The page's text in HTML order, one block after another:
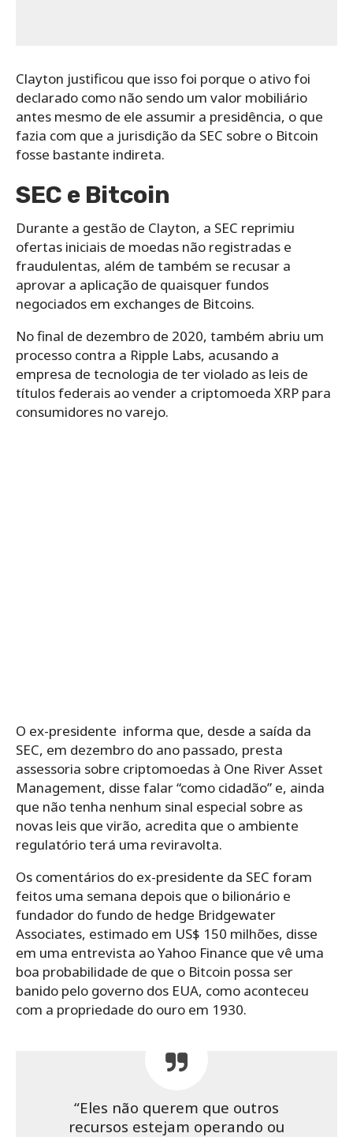
Clayton justificou que isso foi porque o ativo foi
declarado como não sendo um valor mobiliário
antes mesmo de ele assumir a presidência, o que
fazia com que a jurisdição da SEC sobre o Bitcoin
fosse bastante indireta.
SEC e Bitcoin
Durante a gestão de Clayton, a SEC reprimiu
ofertas iniciais de moedas não registradas e
fraudulentas, além de também se recusar a
aprovar a aplicação de quaisquer fundos
negociados em exchanges de Bitcoins.
No final de dezembro de 2020, também abriu um
processo contra a Ripple Labs, acusando a
empresa de tecnologia de ter violado as leis de
títulos federais ao vender a criptomoeda XRP para
consumidores no varejo.
O ex-presidente informa que, desde a saída da
SEC, em dezembro do ano passado, presta
assessoria sobre criptomoedas à One River Asset
Management, disse falar “como cidadão” e, ainda
que não tenha nenhum sinal especial sobre as
novas leis que virão, acredita que o ambiente
regulatório terá uma reviravolta.
Os comentários do ex-presidente da SEC foram
feitos uma semana depois que o bilionário e
fundador do fundo de hedge Bridgewater
Associates, estimado em US$ 150 milhões, disse
em uma entrevista ao Yahoo Finance que vê uma
boa probabilidade de que o Bitcoin possa ser
banido pelo governo dos EUA, como aconteceu
com a propriedade do ouro em 1930.
“Eles não querem que outros
recursos estejam operando ou